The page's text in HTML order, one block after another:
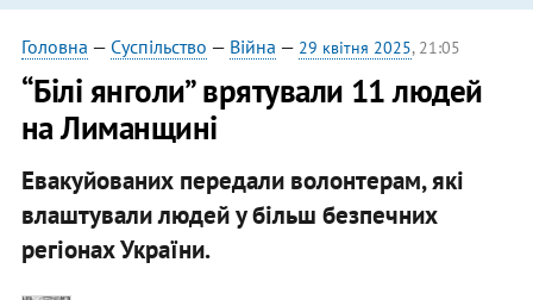
припинити антиукраїнську
риторику
Головна — Суспільство — Війна — 29 квітня 2025, 21:05
“Білі янголи” врятували 11 людей
на Лиманщині
Евакуйованих передали волонтерам, які
влаштували людей у більш безпечних
регіонах України.